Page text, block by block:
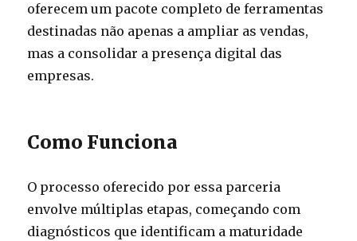
oferecem um pacote completo de ferramentas
destinadas não apenas a ampliar as vendas,
mas a consolidar a presença digital das
empresas.
Como Funciona
O processo oferecido por essa parceria
envolve múltiplas etapas, começando com
diagnósticos que identificam a maturidade